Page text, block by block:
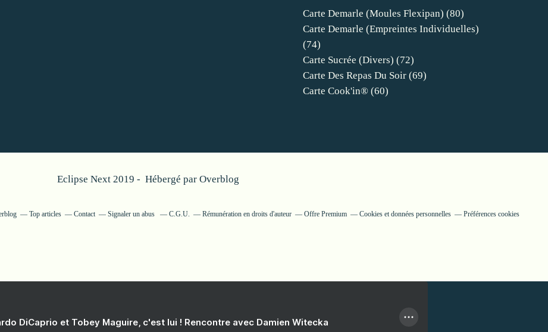
Carte Demarle (moules Flexipan) (80)
Carte Demarle (empreintes Individuelles)
(74)
Carte Sucrée (divers) (72)
Carte Des Repas Du Soir (69)
Carte Cook'in® (60)
Eclipse Next 2019 - Hébergé par Overblog
Top articles Contact Signaler un abus C.G.U. Rémunération en droits d'auteur Offre Premium Cookies et données personnelles Préférences cookies
DiCaprio et Tobey Maguire, c'est lui ! Rencontre avec Damien Witecka